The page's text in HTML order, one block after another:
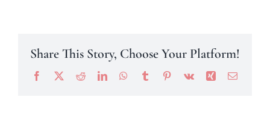
Accès
Share This Story, Choose Your Platform!
Facebook
X RedditLinkedInWhatsApp
TumblrPinterest
Vk Xing Email